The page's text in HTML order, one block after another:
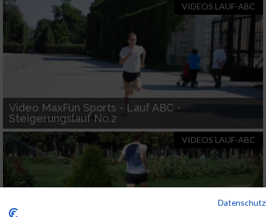
VIDEOS LAUF-ABC
Video MaxFun Sports - Lauf ABC -
Steigerungslauf No.2
VIDEOS LAUF-ABC